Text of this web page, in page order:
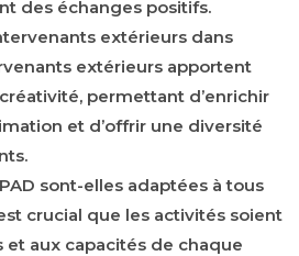
des échanges positifs.
extérieurs dans
extérieurs apportent
permettant d’enrichir
et d’offrir une diversité
sont-elles adaptées à tous
crucial que les activités soient
et aux capacités de chaque